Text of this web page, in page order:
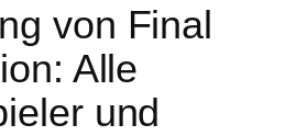
von Final
Alle
und